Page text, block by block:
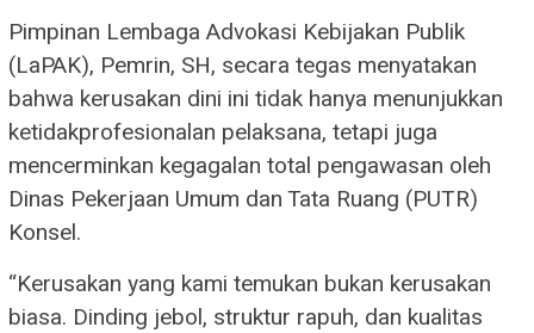
Pimpinan Lembaga Advokasi Kebijakan Publik
(LaPAK), Pemrin, SH, secara tegas menyatakan
bahwa kerusakan dini ini tidak hanya menunjukkan
ketidakprofesionalan pelaksana, tetapi juga
mencerminkan kegagalan total pengawasan oleh
Dinas Pekerjaan Umum dan Tata Ruang (PUTR)
Konsel.
“Kerusakan yang kami temukan bukan kerusakan
biasa. Dinding jebol, struktur rapuh, dan kualitas